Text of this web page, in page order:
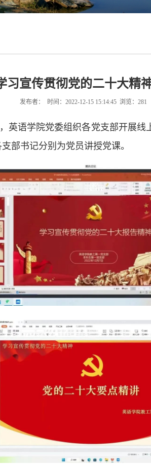
习宣传贯彻党的二十大精
发布者： 时间：2022-12-15 15:14:45 浏览： 281
英语学院党委组织各党支部开展
部书记分别为党员讲授党课。